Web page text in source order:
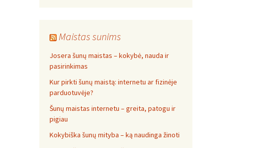
Maistas sunims
Josera šunų maistas – kokybė, nauda ir
pasirinkimas
Kur pirkti šunų maistą: internetu ar fizinėje
parduotuvėje?
Šunų maistas internetu – greita, patogu ir
pigiau
Kokybiška šunų mityba – ką naudinga žinoti